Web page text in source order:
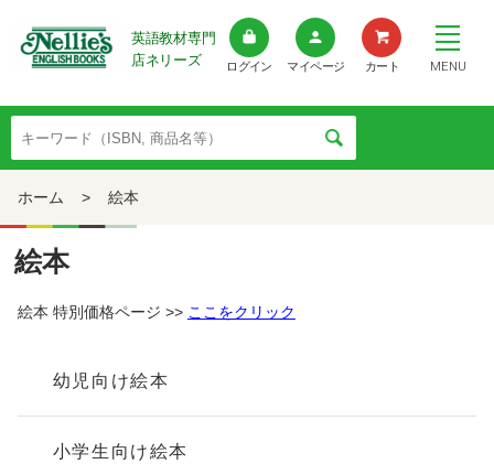
英語教材専門
店ネリーズ
ログイン マイページ カート MENU
ホーム > 絵本
絵本
絵本 特別価格ページ >> ここをクリック
幼児向け絵本
小学生向け絵本